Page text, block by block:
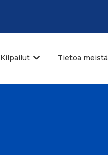
Kilpailut Tietoa meistä